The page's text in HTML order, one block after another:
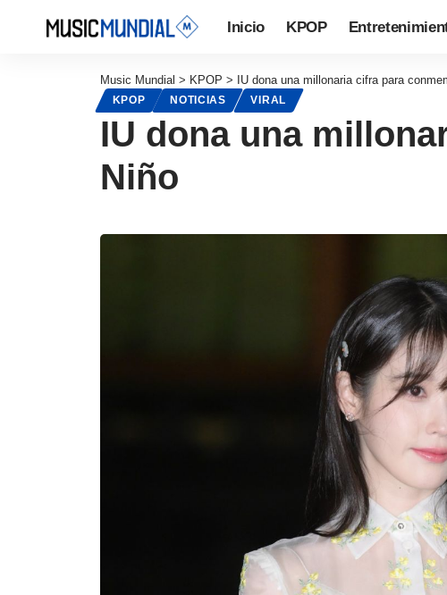
Inicio KPOP
Music Mundial > KPOP > IU dona una millonaria cifra para
KPOP NOTICIAS VIRAL
IU dona una
Niño